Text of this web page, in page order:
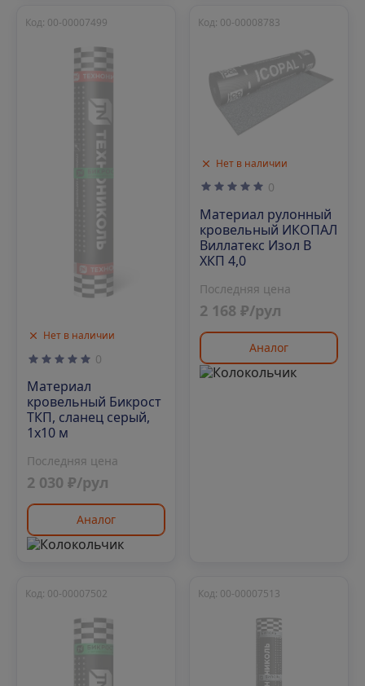
Нет в наличии
Код: 00-00007499
0
Материал
кровельный Бикрост
ТКП, сланец серый,
1х10 м
Последняя цена
2 030 ₽/рул
Аналог
Нет в наличии
Код: 00-00008783
0
Материал рулонный
кровельный ИКОПАЛ
Виллатекс Изол В
ХКП 4,0
Последняя цена
2 168 ₽/рул
Аналог
Код: 00-00007502 Код: 00-00007513